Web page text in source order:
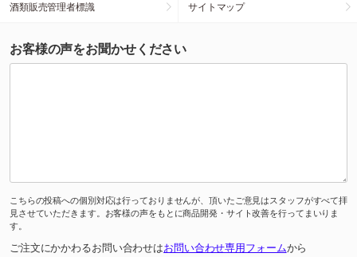
酒類販売管理者標識 サイトマップ
お客様の声をお聞かせください
こちらの投稿への個別対応は行っておりませんが、頂いたご意見はスタッフがすべて拝
見させていただきます。お客様の声をもとに商品開発・サイト改善を行ってまいりま
す。
ご注文にかかわるお問い合わせはお問い合わせ専用フォームから